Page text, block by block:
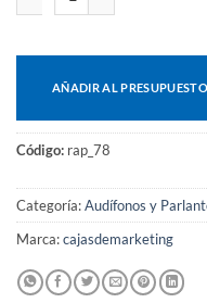
AÑADIR AL PRESUPUESTO
Código: rap_78
Categoría:Audífonos y
Marca:cajasdemarketing